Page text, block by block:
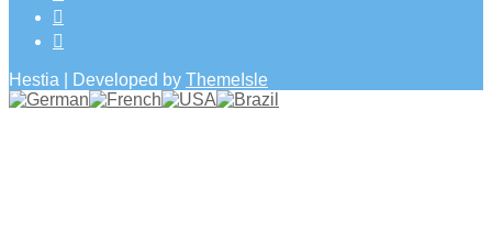
Hestia | Developed by ThemeIsle